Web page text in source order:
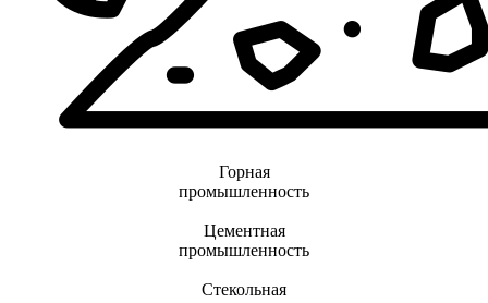
Горная
промышленность
Цементная
промышленность
Стекольная